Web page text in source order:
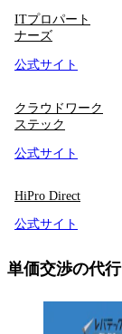
ITプロパート
ナーズ
公式サイト
クラウドワーク
ステック
公式サイト
HiPro Direct
公式サイト
単価交渉の代